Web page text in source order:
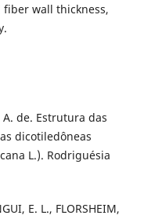
wall thickness,
A. de. Estrutura das
dicotiledôneas
L.). Rodriguésia
E. L., FLORSHEIM,